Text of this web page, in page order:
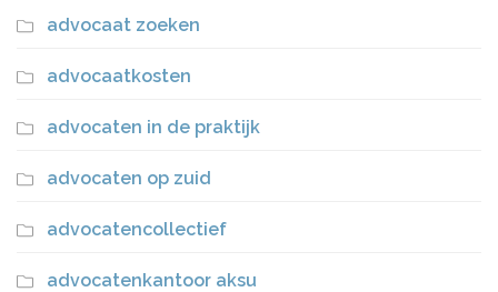
advocaat zoeken
advocaatkosten
advocaten in de praktijk
advocaten op zuid
advocatencollectief
advocatenkantoor aksu